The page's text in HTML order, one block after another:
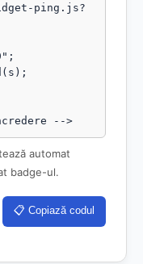
ping.js?
-->
automat
badge-ul.
📋 Copiază codul